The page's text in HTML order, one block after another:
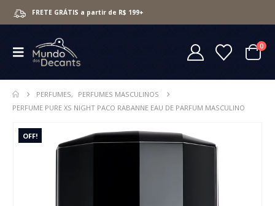
FRETE GRÁTIS a partir de R$ 199+
0
PERFUMES,
PERFUMES MASCULINOS
PERFUME PURE XS NIGHT PACO RABANNE EAU DE PARFUM MASCULINO
OFF!